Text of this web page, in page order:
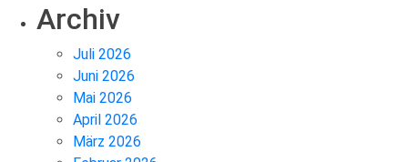
Archiv
Juli 2026
Juni 2026
Mai 2026
April 2026
März 2026